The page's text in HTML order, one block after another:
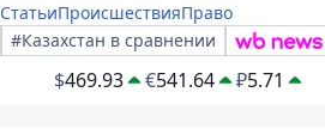
СтатьиПроисшествияПраво
#Казахстан в сравнении
$469.93 €541.64 ₽5.71